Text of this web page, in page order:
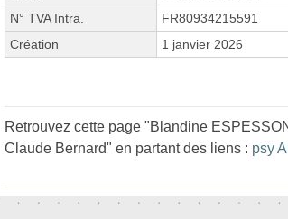
N° TVA Intra.
FR80934215591
Création
1 janvier 2026
Retrouvez cette page "Blandine
Claude Bernard" en partant des liens : psy